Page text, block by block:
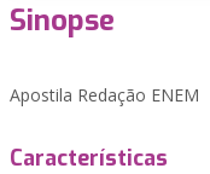
Sinopse
Apostila Redação ENEM
Características